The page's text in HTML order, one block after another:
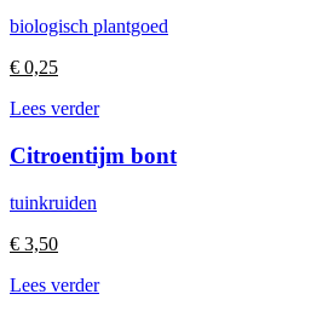
biologisch plantgoed
€ 0,25
Lees verder
Citroentijm bont
tuinkruiden
€ 3,50
Lees verder